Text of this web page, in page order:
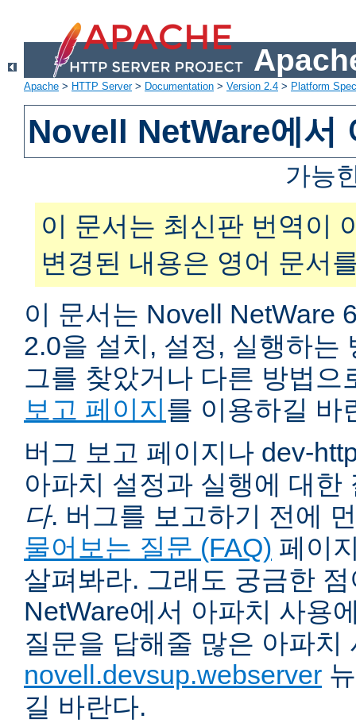
Apache > HTTP Server> Documentation > Version 2.4 > Platform
Novell NetWare에서
가능
이 문서는 최신판 번역이
변경된 내용은 영어 문서
이 문서는 Novell NetWare
2.0을 설치, 설정, 실행하는
그를 찾았거나 다른 방법
보고 페이지를 이용하길 바
버그 보고 페이지나 dev-
아파치 설정과 실행에 대
다. 버그를 보고하기 전에
물어보는 질문 (FAQ) 페이
살펴봐라. 그래도 궁금한
NetWare에서 아파치 사용
질문을 답해줄 많은 아파치
novell.devsup.webserver
길 바란다.